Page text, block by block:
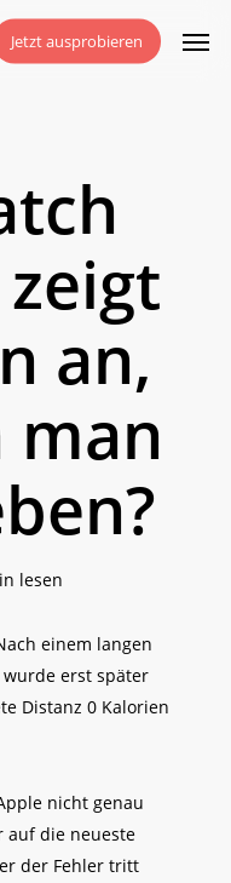
Jetzt ausprobieren
an,
man
lesen
einem langen
erst später
Distanz 0 Kalorien
nicht genau
auf die neueste
der Fehler tritt